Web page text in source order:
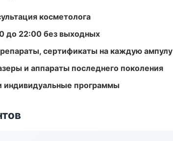
косметолога
до 22:00 без выходных
сертификаты на каждую ампулу
и аппараты последнего поколения
индивидуальные программы